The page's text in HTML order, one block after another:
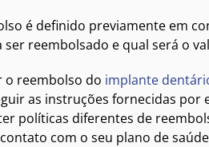
é definido previamente em
reembolsado e qual será o
o reembolso do implante
as instruções fornecidas por
políticas diferentes de
com o seu plano de